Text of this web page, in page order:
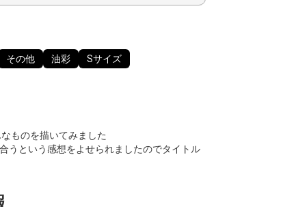
その他 油彩 Sサイズ
ものを描いてみました
うという感想をよせられましたのでタイトル